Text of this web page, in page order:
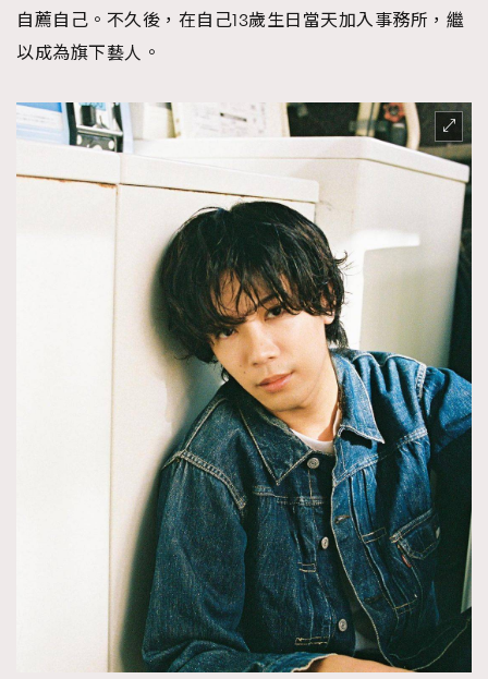
自薦自己。不久後，在自己13歲生日當天加入事務所，繼
以成為旗下藝人。